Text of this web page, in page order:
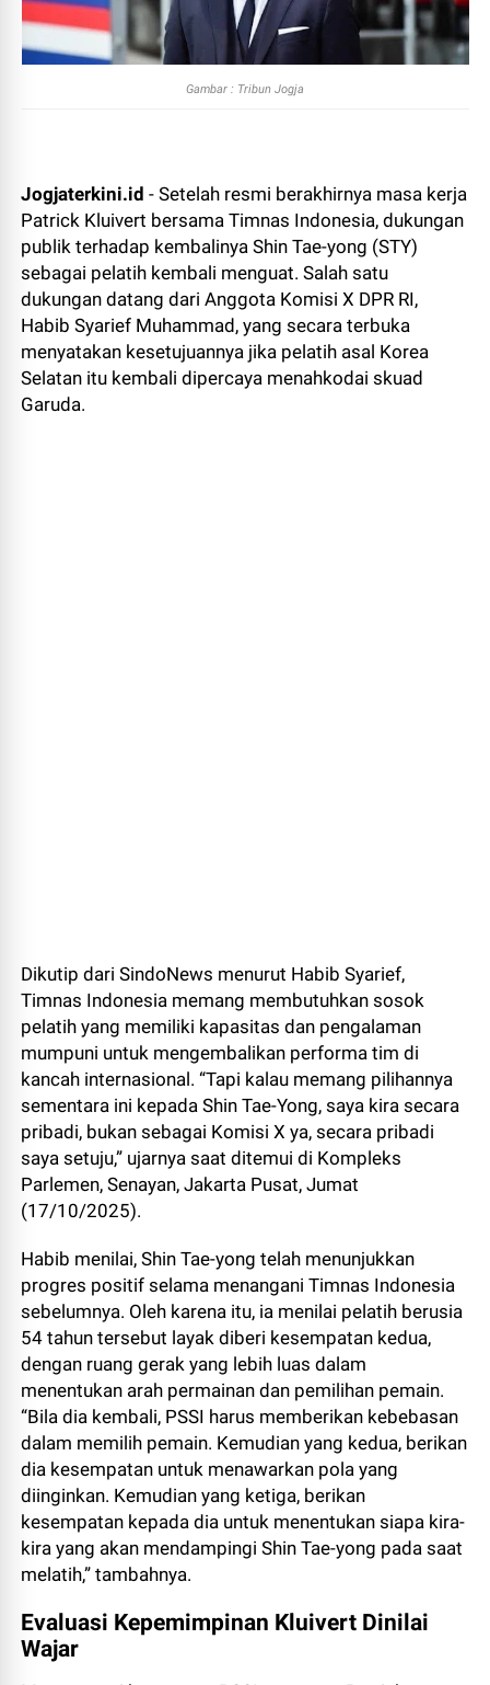
Gambar : Tribun Jogja
Jogjaterkini.id - Setelah resmi berakhirnya masa kerja
Patrick Kluivert bersama Timnas Indonesia, dukungan
publik terhadap kembalinya Shin Tae-yong (STY)
sebagai pelatih kembali menguat. Salah satu
dukungan datang dari Anggota Komisi X DPR RI,
Habib Syarief Muhammad, yang secara terbuka
menyatakan kesetujuannya jika pelatih asal Korea
Selatan itu kembali dipercaya menahkodai skuad
Garuda.
Dikutip dari SindoNews menurut Habib Syarief,
Timnas Indonesia memang membutuhkan sosok
pelatih yang memiliki kapasitas dan pengalaman
mumpuni untuk mengembalikan performa tim di
kancah internasional. “Tapi kalau memang pilihannya
sementara ini kepada Shin Tae-Yong, saya kira secara
pribadi, bukan sebagai Komisi X ya, secara pribadi
saya setuju,” ujarnya saat ditemui di Kompleks
Parlemen, Senayan, Jakarta Pusat, Jumat
(17/10/2025).
Habib menilai, Shin Tae-yong telah menunjukkan
progres positif selama menangani Timnas Indonesia
sebelumnya. Oleh karena itu, ia menilai pelatih berusia
54 tahun tersebut layak diberi kesempatan kedua,
dengan ruang gerak yang lebih luas dalam
menentukan arah permainan dan pemilihan pemain.
“Bila dia kembali, PSSI harus memberikan kebebasan
dalam memilih pemain. Kemudian yang kedua, berikan
dia kesempatan untuk menawarkan pola yang
diinginkan. Kemudian yang ketiga, berikan
kesempatan kepada dia untuk menentukan siapa kira-
kira yang akan mendampingi Shin Tae-yong pada saat
melatih,” tambahnya.
Evaluasi Kepemimpinan Kluivert Dinilai
Wajar